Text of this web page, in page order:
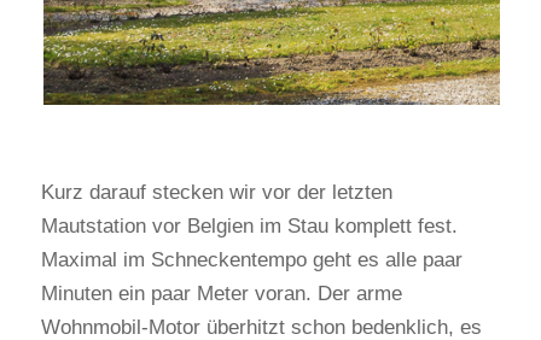
Kurz darauf stecken wir vor der letzten
Mautstation vor Belgien im Stau komplett fest.
Maximal im Schneckentempo geht es alle paar
Minuten ein paar Meter voran. Der arme
Wohnmobil-Motor überhitzt schon bedenklich, es